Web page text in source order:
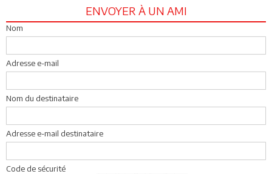
ENVOYER À UN AMI
Nom
Adresse e-mail
Nom du destinataire
Adresse e-mail destinataire
Code de sécurité